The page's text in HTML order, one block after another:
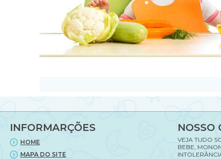
INFORMARÇÕES
HOME
MAPA DO SITE
NOSSO
VEJA TUDO
BEBE,